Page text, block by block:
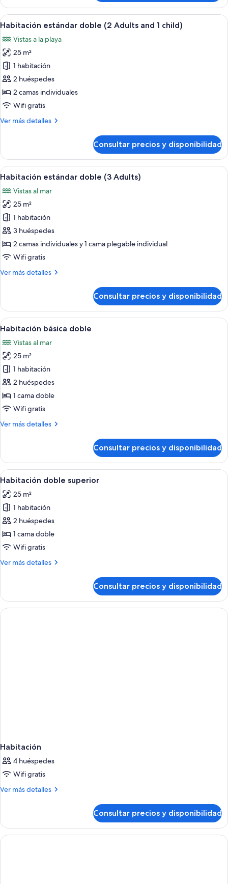
estándar
doble
Abrir
todas
las
fotos
de
Habitación
estándar
doble
Adults
child)
Habitación de hotel con cama,
6
Habitación estándar doble (2 Adults and 1 child)
Vistas a la playa
25 m²
1 habitación
2 huéspedes
2 camas individuales
Wifi gratis
Ver más detalles
Más
estándar
doble
(2
and
child)
Consultar precios y disponibilidad
Abrir
todas
las
fotos
de
Habitación
estándar
doble
Adults)
Habitación de hotel con dos camas,
6
Habitación estándar doble (3 Adults)
Vistas al mar
25 m²
1 habitación
3 huéspedes
2 camas individuales y 1 cama plegable individual
Wifi gratis
Ver más detalles
Más
estándar
doble
(3
Consultar precios y disponibilidad
Abrir
todas
las
fotos
de
Habitación
básica
doble
Una habitación de hotel con
5
Habitación básica doble
Vistas al mar
25 m²
1 habitación
2 huéspedes
1 cama doble
Wifi gratis
Ver más detalles
Más
básica
doble
Consultar precios y disponibilidad
Abrir
todas
las
fotos
de
Habitación
doble
Un balcón con vistas al mar,
4
Habitación doble superior
25 m²
1 habitación
2 huéspedes
1 cama doble
Wifi gratis
Ver más detalles
Más
doble
superior
Consultar precios y disponibilidad
Habitación
4 huéspedes
Wifi gratis
Ver más detalles
Más
Consultar precios y disponibilidad